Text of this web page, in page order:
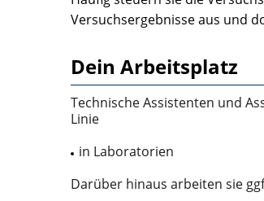
Versuchsergebnisse aus und
Dein Arbeitsplatz
Technische Assistenten und
Linie
in Laboratorien
Darüber hinaus arbeiten sie